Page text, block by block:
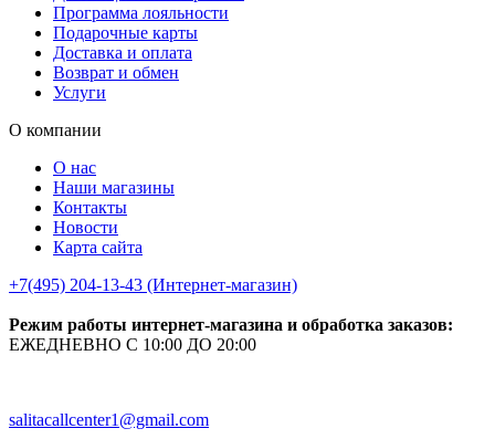
Программа лояльности
Подарочные карты
Доставка и оплата
Возврат и обмен
Услуги
О компании
О нас
Наши магазины
Контакты
Новости
Карта сайта
+7(495) 204-13-43 (Интернет-магазин)
Режим работы интернет-магазина и обработка заказов:
ЕЖЕДНЕВНО С 10:00 ДО 20:00
salitacallcenter1@gmail.com